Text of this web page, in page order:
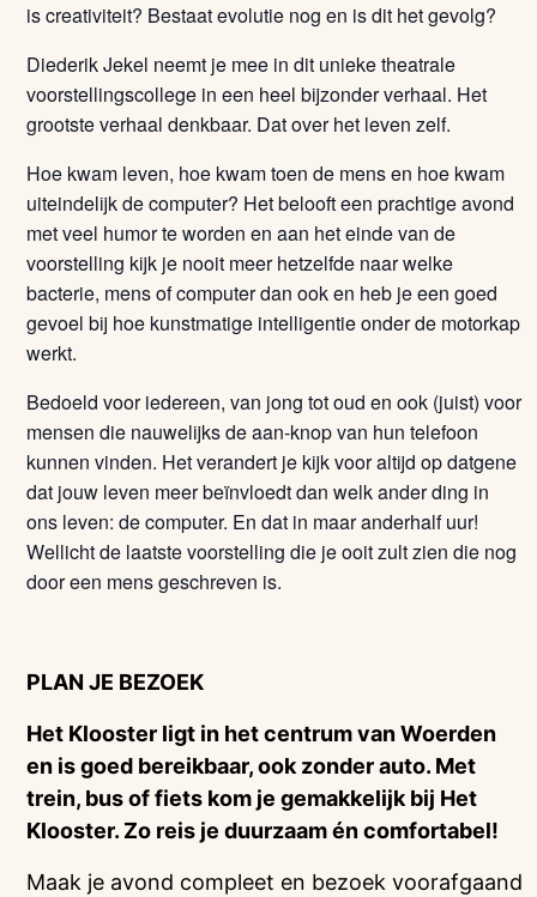
is creativiteit? Bestaat evolutie nog en is dit het gevolg?
Diederik Jekel neemt je mee in dit unieke theatrale
voorstellingscollege in een heel bijzonder verhaal. Het
grootste verhaal denkbaar. Dat over het leven zelf.
Hoe kwam leven, hoe kwam toen de mens en hoe kwam
uiteindelijk de computer? Het belooft een prachtige avond
met veel humor te worden en aan het einde van de
voorstelling kijk je nooit meer hetzelfde naar welke
bacterie, mens of computer dan ook en heb je een goed
gevoel bij hoe kunstmatige intelligentie onder de motorkap
werkt.
Bedoeld voor iedereen, van jong tot oud en ook (juist) voor
mensen die nauwelijks de aan-knop van hun telefoon
kunnen vinden. Het verandert je kijk voor altijd op datgene
dat jouw leven meer beïnvloedt dan welk ander ding in
ons leven: de computer. En dat in maar anderhalf uur!
Wellicht de laatste voorstelling die je ooit zult zien die nog
door een mens geschreven is.
PLAN JE BEZOEK
Het Klooster ligt in het centrum van Woerden
en is goed bereikbaar, ook zonder auto. Met
trein, bus of fiets kom je gemakkelijk bij Het
Klooster. Zo reis je duurzaam én comfortabel!
Maak je avond compleet en bezoek voorafgaand